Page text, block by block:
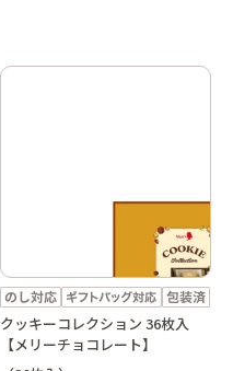
クッキーコレクション 36枚入
【メリーチョコレート】